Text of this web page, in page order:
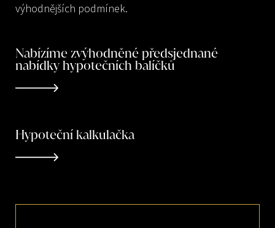
výhodnějších podmínek.
Nabízíme zvýhodněné předsjednané
nabídky hypotečních balíčků
Hypoteční kalkulačka